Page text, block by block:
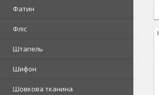
Фатин
Фліс
Штапель
Шифон
Шовкова тканина